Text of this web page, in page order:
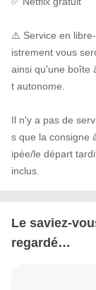
⚠️ Service en
istrement vous
ainsi qu'une boîte
t autonome.
Il n'y a pas de
s que la consigne
ipée/le départ
inclus.
Le saviez-
regardé…